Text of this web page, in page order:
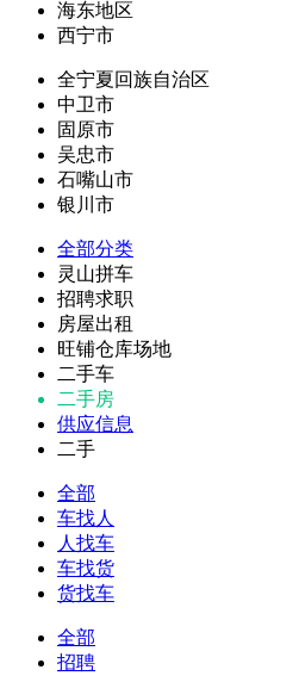
海东地区
西宁市
全宁夏回族自治区
中卫市
固原市
吴忠市
石嘴山市
银川市
全部分类
灵山拼车
招聘求职
房屋出租
旺铺仓库场地
二手车
二手房
供应信息
二手
全部
车找人
人找车
车找货
货找车
全部
招聘